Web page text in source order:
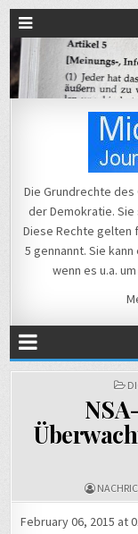
Michael Voß
Die Grundrechte
der Demokratie.
Diese Rechte gelten
5 gennannt. Sie
wenn es u.a.
February 06, 2015 at